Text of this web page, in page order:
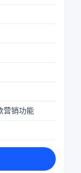
营销功能